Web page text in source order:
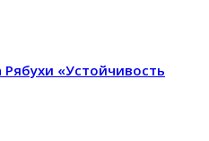
«Устойчивость